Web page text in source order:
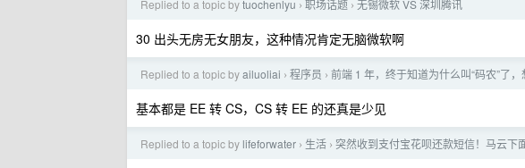
Replied to a topic bytuochenlyu › 职场话题 › 无锡微软 VS 深圳腾讯
30 出头无房无女朋友，这种情况肯定无脑微软啊
Replied to a topic byailuoliai › 程序员 › 前端 1 年，终于知道为什么叫“码农”了
基本都是 EE 转 CS，CS 转 EE 的还真是少见
Replied to a topic by lifeforwater › 生活 › 突然收到支付宝花呗还款短信！马云下